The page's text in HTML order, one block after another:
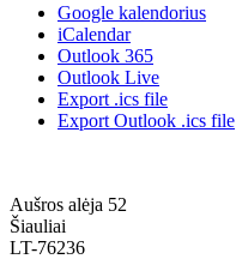
Google kalendorius
iCalendar
Outlook 365
Outlook Live
Export .ics file
Export Outlook .ics file
Aušros alėja 52
Šiauliai
LT-76236